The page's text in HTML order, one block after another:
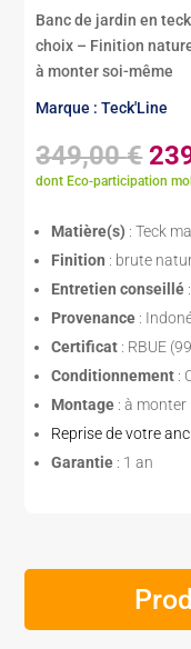
Banc de jardin en
choix – Finition
à monter soi-même
Marque : Teck'Line
349,00€Le
dont Eco-participation
Matière(s) : Teck
Finition : brute
Entretien conseillé
Provenance :
Certificat : RBUE
Conditionnement :
Montage : à monter
Reprise de votre
Garantie : 1 an